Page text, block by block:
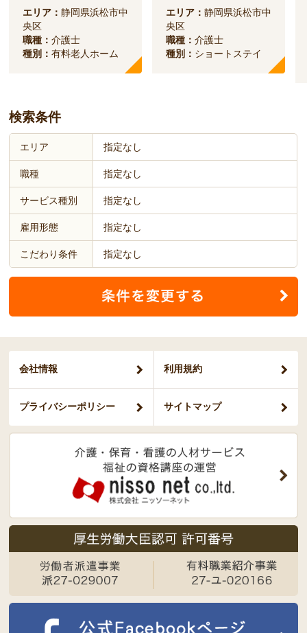
エリア：静岡県浜松市中
央区
職種：介護士
種別：有料老人ホーム
エリア：静岡県浜松市中
央区
職種：介護士
種別： ショートステイ
検索条件
エリア 指定なし
職種 指定なし
サービス種別 指定なし
雇用形態 指定なし
こだわり条件 指定なし
会社情報 利用規約
プライバシーポリシー サイトマップ